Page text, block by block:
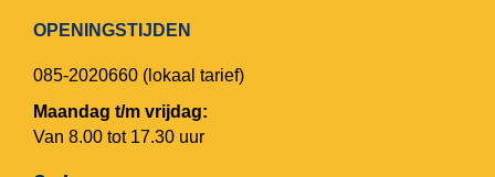
OPENINGSTIJDEN
085-2020660 (lokaal tarief)
Maandag t/m vrijdag:
Van 8.00 tot 17.30 uur